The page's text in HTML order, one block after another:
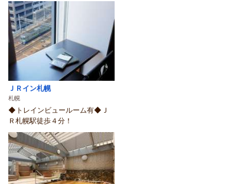
ＪＲイン札幌
札幌
◆トレインビュールーム有◆Ｊ
Ｒ札幌駅徒歩４分！